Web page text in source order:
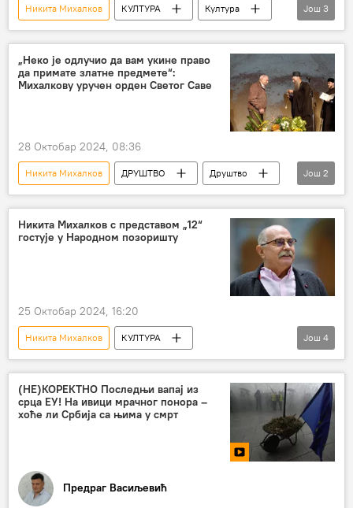
Никита Михалков КУЛТУРА
Култура
Култура – вести
Русија Позориште
Још 3
„Неко је одлучио да вам укине право
да примате златне предмете“:
Михалкову уручен орден Светог Саве
28 Октобар 2024, 08:36
Никита Михалков ДРУШТВО
Друштво
Србија – друштво
патријарх Порфирије
Још 2
Никита Михалков с представом „12“
гостује у Народном позоришту
25 Октобар 2024, 16:20
Никита Михалков
КУЛТУРА
Култура – вести
Позориште
Народно позориште
Београд
Још 4
(НЕ)КОРЕКТНО Последњи вапај из
срца ЕУ! На ивици мрачног понора –
хоће ли Србија са њима у смрт
Предраг Васиљевић